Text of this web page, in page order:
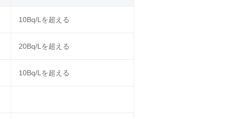
10Bq/Lを超える
20Bq/Lを超える
10Bq/Lを超える